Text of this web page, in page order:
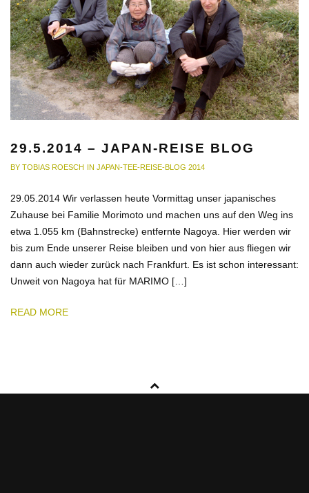
29.5.2014 – JAPAN-REISE BLOG
BY TOBIAS ROESCH IN JAPAN-TEE-REISE-BLOG 2014
29.05.2014 Wir verlassen heute Vormittag unser japanisches
Zuhause bei Familie Morimoto und machen uns auf den Weg ins
etwa 1.055 km (Bahnstrecke) entfernte Nagoya. Hier werden wir
bis zum Ende unserer Reise bleiben und von hier aus fliegen wir
dann auch wieder zurück nach Frankfurt. Es ist schon interessant:
Unweit von Nagoya hat für MARIMO […]
READ MORE